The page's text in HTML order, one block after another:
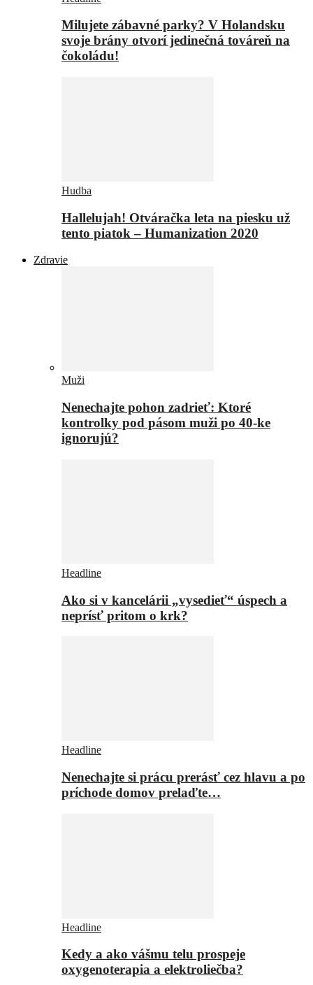
Milujete zábavné parky? V Holandsku
svoje brány otvorí jedinečná továreň na
čokoládu!
Hudba
Hallelujah! Otváračka leta na piesku už
tento piatok – Humanization 2020
Zdravie
Muži
Nenechajte pohon zadrieť: Ktoré
kontrolky pod pásom muži po 40-ke
ignorujú?
Headline
Ako si v kancelárii „vysedieť“ úspech a
neprísť pritom o krk?
Headline
Nenechajte si prácu prerásť cez hlavu a po
príchode domov prelaďte…
Headline
Kedy a ako vášmu telu prospeje
oxygenoterapia a elektroliečba?